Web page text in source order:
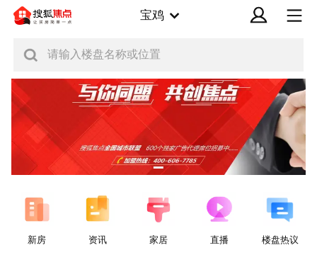
宝鸡
请输入楼盘名称或位置
新房 资讯 家居 直播 楼盘热议